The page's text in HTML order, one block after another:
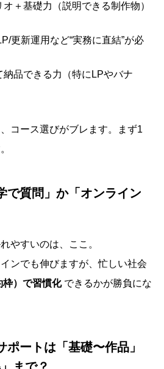
＋基礎力（説明できる制作物）
更新運用など“実務に直結”が必
品できる力（特にLPやバナ
コース選びがブレます。まず1
で質問」か「オンライン
やすいのは、ここ。
ンでも伸びますが、忙しい社会
枠）で習慣化できるかが勝負にな
ートは「基礎〜作品」